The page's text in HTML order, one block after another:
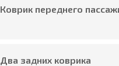
Коврик переднего
Два задних коврика